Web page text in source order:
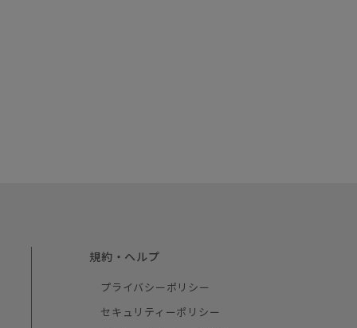
規約・ヘルプ
プライバシーポリシー
セキュリティーポリシー